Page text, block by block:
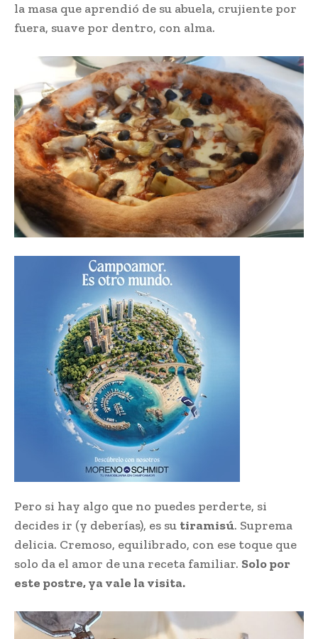
la masa que aprendió de su abuela, crujiente por
fuera, suave por dentro, con alma.
Pero si hay algo que no puedes perderte, si
decides ir (y deberías), es su tiramisú. Suprema
delicia. Cremoso, equilibrado, con ese toque que
solo da el amor de una receta familiar. Solo por
este postre, ya vale la visita.